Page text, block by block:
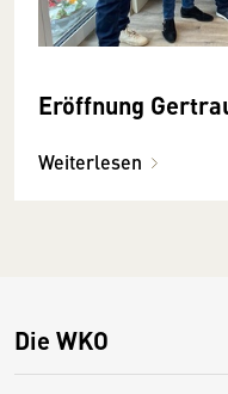
Eröffnung
Weiterlesen
Die WKO